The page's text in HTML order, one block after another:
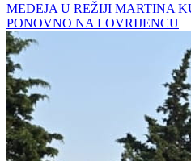
MEDEJA U REŽIJI MARTINA
PONOVNO NA LOVRIJENCU